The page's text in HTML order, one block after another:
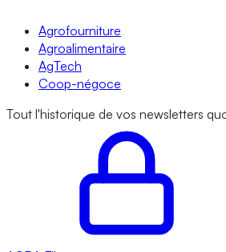
Agrofourniture
Agroalimentaire
AgTech
Coop-négoce
Tout l'historique de vos newsletters